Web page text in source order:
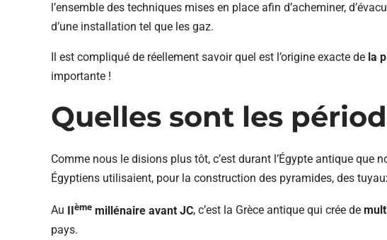
l’ensemble des techniques mises en place afin d’acheminer,
d’une installation tel que les gaz.
Il est compliqué de réellement savoir quel est l’origine exacte de la
importante !
Quelles sont les
Comme nous le disions plus tôt, c’est durant l’Égypte antique que
Égyptiens utilisaient, pour la construction des pyramides, des
Au IIème millénaire avant JC, c’est la Grèce antique qui crée de
pays.